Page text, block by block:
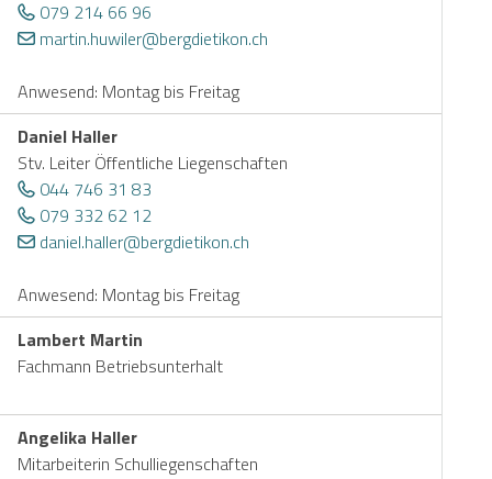
079 214 66 96
martin.huwiler@bergdietikon.ch
Anwesend: Montag bis Freitag
Daniel Haller
Stv. Leiter Öffentliche Liegenschaften
044 746 31 83
079 332 62 12
daniel.haller@bergdietikon.ch
Anwesend: Montag bis Freitag
Lambert Martin
Fachmann Betriebsunterhalt
Angelika Haller
Mitarbeiterin Schulliegenschaften